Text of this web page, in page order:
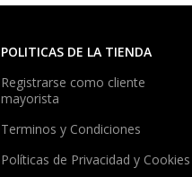
POLITICAS DE LA TIENDA
Registrarse como cliente
mayorista
Terminos y Condiciones
Políticas de Privacidad y Cookies